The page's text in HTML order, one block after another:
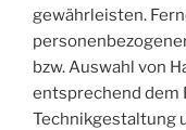
gewährleisten.
bzw. Auswahl von
entsprechend dem
Technikgestaltung